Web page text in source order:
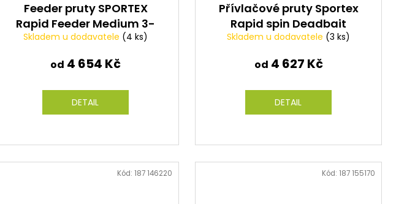
Feeder pruty SPORTEX
Rapid Feeder Medium 3-
díl
Skladem u dodavatele (4 ks)
od 4 654 Kč
DETAIL
Přívlačové pruty Sportex
Rapid spin Deadbait
Skladem u dodavatele (3 ks)
od 4 627 Kč
DETAIL
Kód: 187 146220 Kód: 187 155170